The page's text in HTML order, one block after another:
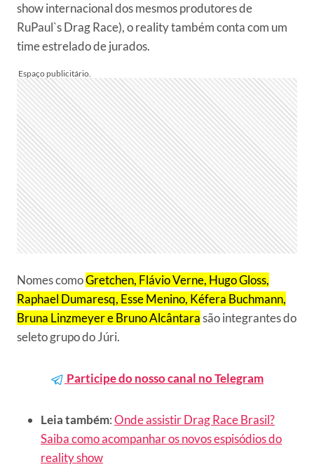
show internacional dos mesmos produtores de
RuPaul`s Drag Race), o reality também conta com um
time estrelado de jurados.
Nomes comoGretchen, Flávio Verne, Hugo Gloss,
Raphael Dumaresq, Esse Menino, Kéfera Buchmann,
Bruna Linzmeyer e Bruno Alcântarasão integrantes do
seleto grupo do Júri.
Participe do nosso canal no Telegram
Leia também:Onde assistir Drag Race Brasil?
Saiba como acompanhar os novos espisódios do
reality show